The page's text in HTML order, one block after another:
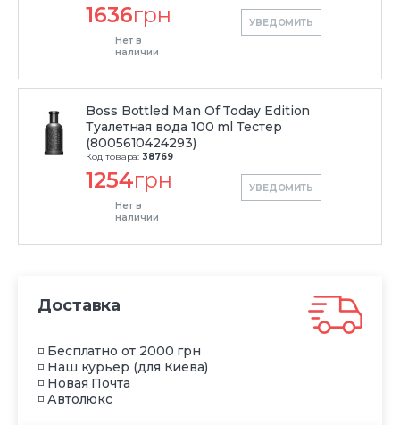
1636грн
Нет в
наличии
УВЕДОМИТЬ
Boss Bottled Man Of Today Edition
Туалетная вода 100 ml Тестер
(8005610424293)
Код товара: 38769
1254грн
Нет в
наличии
УВЕДОМИТЬ
Доставка
◽ Бесплатно от 2000 грн
◽ Наш курьер (для Киева)
◽ Новая Почта
◽ Автолюкс